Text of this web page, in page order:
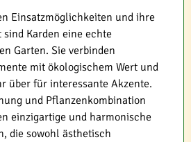
Einsatzmöglichkeiten und ihre
Karden eine echte
Garten. Sie verbinden
mit ökologischem Wert und
über für interessante Akzente.
und Pflanzenkombination
einzigartige und harmonische
die sowohl ästhetisch